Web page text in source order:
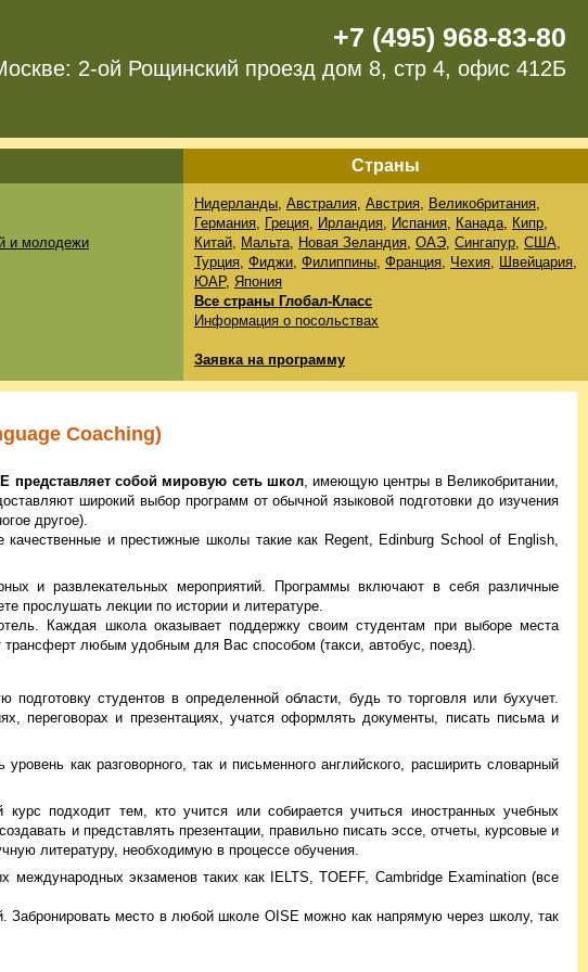
+7 (495) 968-83-80
2-ой Рощинский проезд дом 8, стр 4, офис 412Б
Страны
и молодежи
Нидерланды, Австралия, Австрия, Великобритания,
Германия, Греция, Ирландия, Испания, Канада, Кипр,
Китай, Мальта, Новая Зеландия, ОАЭ, Сингапур, США,
Турция, Фиджи, Филиппины, Франция, Чехия, Швейцария,
ЮАР, Япония
Все страны Глобал-Класс
Информация о посольствах
Заявка на программу
Coaching)
представляет собой мировую сеть школ, имеющую центры в Великобритании,
широкий выбор программ от обычной языковой подготовки до изучения
другое).
и престижные школы такие как Regent, Edinburg School of English,
и развлекательных мероприятий. Программы включают в себя различные
прослушать лекции по истории и литературе.
Каждая школа оказывает поддержку своим студентам при выборе места
любым удобным для Вас способом (такси, автобус, поезд).
студентов в определенной области, будь то торговля или бухучет.
переговорах и презентациях, учатся оформлять документы, писать письма и
как разговорного, так и письменного английского, расширить словарный
курс подходит тем, кто учится или собирается учиться иностранных учебных
и представлять презентации, правильно писать эссе, отчеты, курсовые и
литературу, необходимую в процессе обучения.
международных экзаменов таких как IELTS, TOEFF, Cambridge Examination (все
место в любой школе OISE можно как напрямую через школу, так